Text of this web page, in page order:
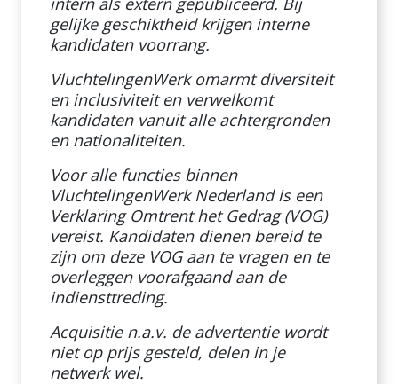
gelijke geschiktheid krijgen interne
kandidaten voorrang.
VluchtelingenWerk omarmt diversiteit
en inclusiviteit en verwelkomt
kandidaten vanuit alle achtergronden
en nationaliteiten.
Voor alle functies binnen
VluchtelingenWerk Nederland is een
Verklaring Omtrent het Gedrag (VOG)
vereist. Kandidaten dienen bereid te
zijn om deze VOG aan te vragen en te
overleggen voorafgaand aan de
indiensttreding.
Acquisitie n.a.v. de advertentie wordt
niet op prijs gesteld, delen in je
netwerk wel.